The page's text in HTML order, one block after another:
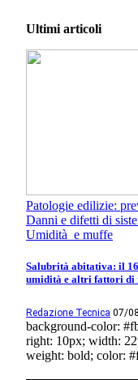
Ultimi articoli
Patologie edilizie:
Danni e difetti di
Umidità e muffe
Salubrità abitativa: il
umidità e altri fattori di
Redazione Tecnica 07/
background-color:
right: 10px; width:
weight: bold; color: